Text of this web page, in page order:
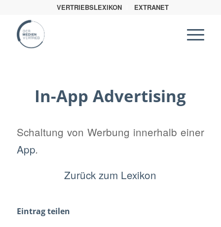
VERTRIEBSLEXIKON EXTRANET
In-App Advertising
Schaltung von Werbung innerhalb einer
App.
Zurück zum Lexikon
Eintrag teilen